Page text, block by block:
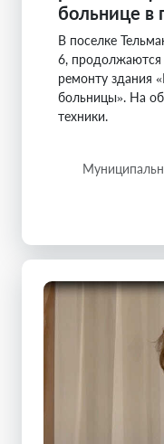
больнице в
В поселке
6, продолжаются
ремонту здания
больницы». На
техники.